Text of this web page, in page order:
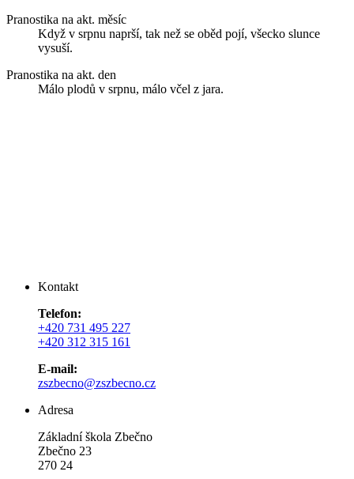
Pranostika na akt. měsíc
Když v srpnu naprší, tak než se oběd pojí, všecko slunce
vysuší.
Pranostika na akt. den
Málo plodů v srpnu, málo včel z jara.
Kontakt
Telefon:
+420 731 495 227
+420 312 315 161
E-mail:
zszbecno@zszbecno.cz
Adresa
Základní škola Zbečno
Zbečno 23
270 24